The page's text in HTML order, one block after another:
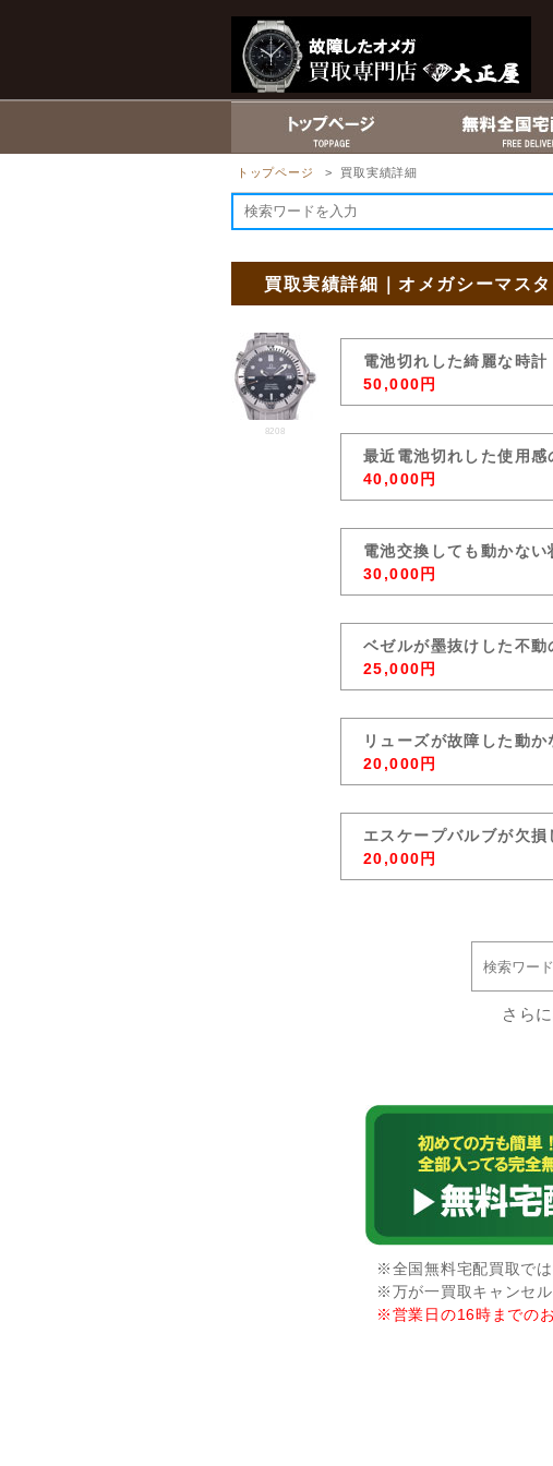
トップページ > 買取実績詳細
買取実績詳細｜オメガシーマス
8208
電池切れした綺麗な時計
50,000円
最近電池切れした使用
40,000円
電池交換しても動かない
30,000円
ベゼルが墨抜けした不動
25,000円
リューズが故障した動か
20,000円
エスケープバルブが欠損
20,000円
さら
※全国無料宅配買取で
※万が一買取キャンセ
※営業日の16時までの